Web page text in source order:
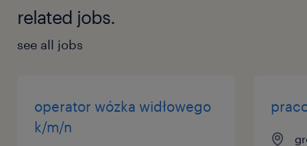
related jobs.
see all jobs
operator wózka widłowego
k/m/n